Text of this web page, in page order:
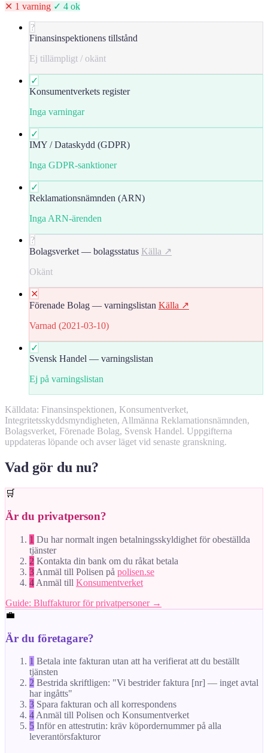
✕ 1 varning ✓ 4 ok
?
Finansinspektionens tillstånd
Ej tillämpligt / okänt
✓
Konsumentverkets register
Inga varningar
✓
IMY / Dataskydd (GDPR)
Inga GDPR-sanktioner
✓
Reklamationsnämnden (ARN)
Inga ARN-ärenden
?
Bolagsverket — bolagsstatus Källa ↗
Okänt
✕
Förenade Bolag — varningslistan Källa ↗
Varnad (2021-03-10)
✓
Svensk Handel — varningslistan
Ej på varningslistan
Källdata: Finansinspektionen, Konsumentverket,
Integritetsskyddsmyndigheten, Allmänna Reklamationsnämnden,
Bolagsverket, Förenade Bolag, Svensk Handel. Uppgifterna
uppdateras löpande och avser läget vid senaste granskning.
Vad gör du nu?
🛒
Är du privatperson?
1 Du har normalt ingen betalningsskyldighet för obeställda
tjänster
2 Kontakta din bank om du råkat betala
3 Anmäl till Polisen på polisen.se
4 Anmäl till Konsumentverket
Guide: Bluffakturor för privatpersoner →
💼
Är du företagare?
1 Betala inte fakturan utan att ha verifierat att du beställt
tjänsten
2 Bestrida skriftligen: "Vi bestrider faktura [nr] — inget avtal
har ingåtts"
3 Spara fakturan och all korrespondens
4 Anmäl till Polisen och Konsumentverket
5 Inför en attestrutin: kräv köpordernummer på alla
leverantörsfakturor